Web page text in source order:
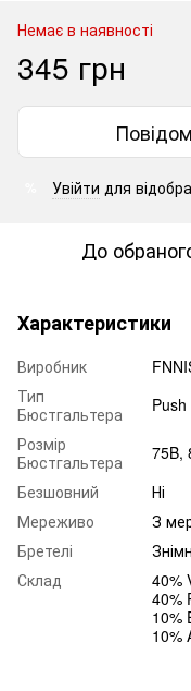
Немає в наявності
345 грн
Увійти для
До
Характеристики
Виробник
Тип
Бюстгальтера
Розмір
Бюстгальтера
75B,
Безшовний
Ні
Мереживо
З
Бретелі
Склад
40%
40%
10%
10%